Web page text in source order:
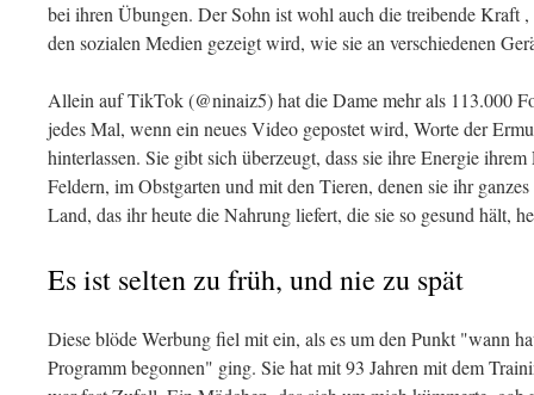
bei ihren Übungen. Der Sohn ist wohl auch die treibende Kraft
den sozialen Medien gezeigt wird, wie sie an verschiedenen
Allein auf TikTok (@ninaiz5) hat die Dame mehr als 113.000
jedes Mal, wenn ein neues Video gepostet wird, Worte der
hinterlassen. Sie gibt sich überzeugt, dass sie ihre Energie
Feldern, im Obstgarten und mit den Tieren, denen sie ihr
Land, das ihr heute die Nahrung liefert, die sie so gesund hält,
Es ist selten zu früh, und nie zu spät
Diese blöde Werbung fiel mit ein, als es um den Punkt "wann
Programm begonnen" ging. Sie hat mit 93 Jahren mit dem